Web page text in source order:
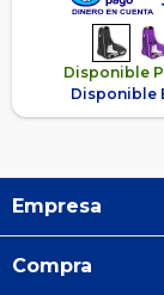
Disponible
Disponible
Empresa
Compra